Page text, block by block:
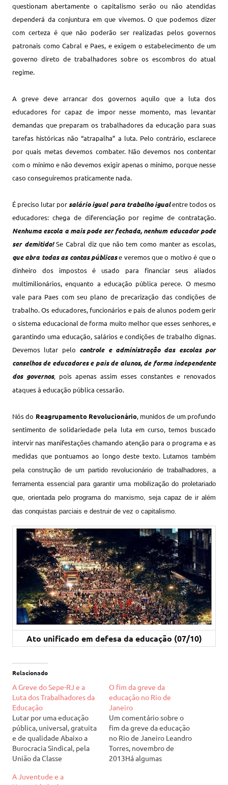
questionam abertamente o capitalismo serão ou não atendidas
dependerá da conjuntura em que vivemos. O que podemos dizer
com certeza é que não poderão ser realizadas pelos governos
patronais como Cabral e Paes, e exigem o estabelecimento de um
governo direto de trabalhadores sobre os escombros do atual
regime.
A greve deve arrancar dos governos aquilo que a luta dos
educadores for capaz de impor nesse momento, mas levantar
demandas que preparam os trabalhadores da educação para suas
tarefas históricas não “atrapalha” a luta. Pelo contrário, esclarece
por quais metas devemos combater. Não devemos nos contentar
com o mínimo e não devemos exigir apenas o mínimo, porque nesse
caso conseguiremos praticamente nada.
É preciso lutar por salário igual para trabalho igualentre todos os
educadores: chega de diferenciação por regime de contratação.
Nenhuma escola a mais pode ser fechada, nenhum educador pode
ser demitido!Se Cabral diz que não tem como manter as escolas,
que abra todas as contas públicase veremos que o motivo é que o
dinheiro dos impostos é usado para financiar seus aliados
multimilionários, enquanto a educação pública perece. O mesmo
vale para Paes com seu plano de precarização das condições de
trabalho. Os educadores, funcionários e pais de alunos podem gerir
o sistema educacional de forma muito melhor que esses senhores, e
garantindo uma educação, salários e condições de trabalho dignas.
Devemos lutar pelo controle e administração das escolas por
conselhos de educadores e pais de alunos, de forma independente
dos governos, pois apenas assim esses constantes e renovados
ataques à educação pública cessarão.
Nós do Reagrupamento Revolucionário, munidos de um profundo
sentimento de solidariedade pela luta em curso, temos buscado
intervir nas manifestações chamando atenção para o programa e as
medidas que pontuamos ao longo deste texto. Lutamos também
pela construção de um partido revolucionário de trabalhadores, a
ferramenta essencial para garantir uma mobilização do proletariado
que, orientada pelo programa do marxismo, seja capaz de ir além
das conquistas parciais e destruir de vez o capitalismo.
Ato unificado em defesa da educação (07/10)
Relacionado
A Greve do Sepe-RJ e a
Luta dos Trabalhadores da
Educação
Lutar por uma educação
pública, universal, gratuita
e de qualidade Abaixo a
Burocracia Sindical, pela
União da Classe
TorresAgosto de
O fim da greve da
educação no Rio de
Janeiro
Um comentário sobre o
fim da greve da educação
no Rio de Janeiro Leandro
Torres, novembro de
2013Há algumas
A Juventude e a